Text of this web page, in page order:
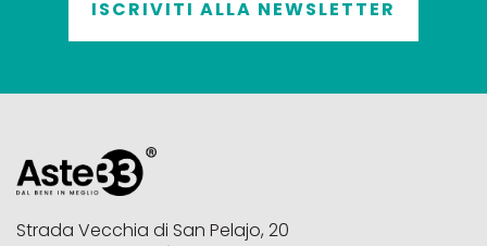
ISCRIVITI ALLA NEWSLETTER
Strada Vecchia di San Pelajo, 20